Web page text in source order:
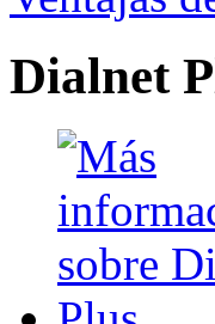
Dialnet